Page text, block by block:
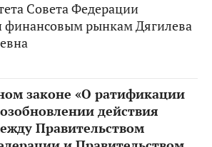
Совета Федерации
финансовым рынкам Дягилева
законе «О ратификации
действия
Правительством